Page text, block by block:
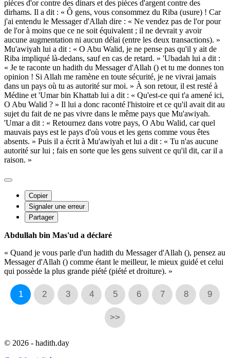
pièces d'or contre des dinars et des pièces d'argent contre des
dirhams. Il a dit : « Ô gens, vous consommez du Riba (usure) ! Car
j'ai entendu le Messager d'Allah dire : « Ne vendez pas de l'or pour
de l'or à moins que ce ne soit équivalent ; il ne devrait y avoir
aucune augmentation ni aucun délai (entre les deux transactions). »
Mu'awiyah lui a dit : « O Abu Walid, je ne pense pas qu'il y ait de
Riba impliqué là-dedans, sauf en cas de retard. » 'Ubadah lui a dit :
« Je te raconte un hadith du Messager d'Allah () et tu me donnes ton
opinion ! Si Allah me ramène en toute sécurité, je ne vivrai jamais
dans un pays où tu as autorité sur moi. » À son retour, il est resté à
Médine et 'Umar bin Khattab lui a dit : « Qu'est-ce qui t'a amené ici,
O Abu Walid ? » Il lui a donc raconté l'histoire et ce qu'il avait dit au
sujet du fait de ne pas vivre dans le même pays que Mu'awiyah.
'Umar a dit : « Retournez dans votre pays, O Abu Walid, car quel
mauvais pays est le pays d'où vous et les gens comme vous êtes
absents. » Puis il a écrit à Mu'awiyah et lui a dit : « Tu n'as aucune
autorité sur lui ; fais en sorte que les gens suivent ce qu'il dit, car il a
raison. »
Copier
Signaler une erreur
Partager
Abdullah bin Mas'ud a déclaré
« Quand je vous parle d'un hadith du Messager d'Allah (), pensez au
Messager d'Allah () comme étant le meilleur, le mieux guidé et celui
qui possède la plus grande piété (piété et droiture). »
1 2 3 4 5 6 7 8 9
>>
© 2026 - hadith.day